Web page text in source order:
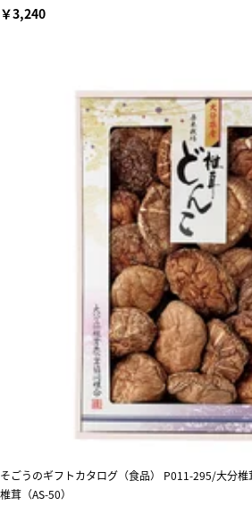
￥3,240
そごうのギフトカタログ（食品） P011-295/大分
椎茸（AS-50）